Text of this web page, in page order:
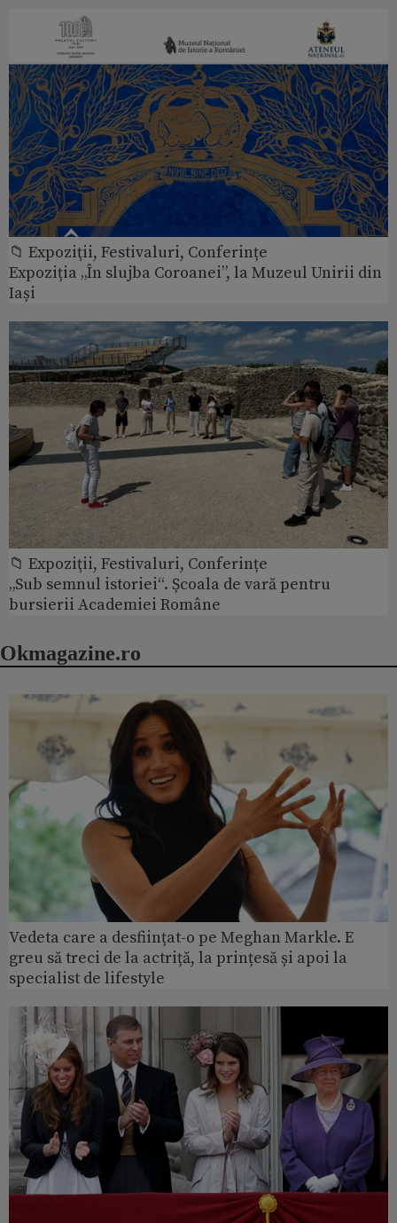
📁 Expoziţii, Festivaluri, Conferințe
Expoziția „În slujba Coroanei”, la Muzeul Unirii din
Iași
📁 Expoziţii, Festivaluri, Conferințe
„Sub semnul istoriei“. Școala de vară pentru
bursierii Academiei Române
Okmagazine.ro
Vedeta care a desființat-o pe Meghan Markle. E
greu să treci de la actriță, la prințesă și apoi la
specialist de lifestyle